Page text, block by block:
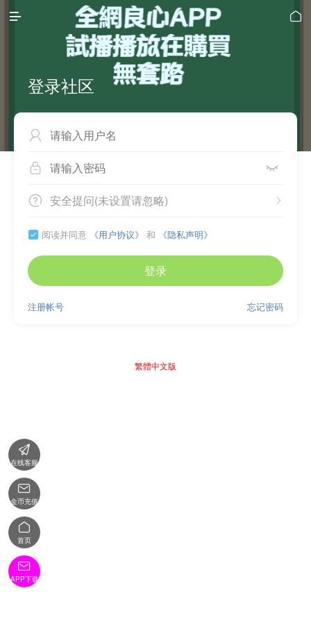
 
登录社区

 
 
安全提问(未设置请忽略)
 阅读并同意 《用户协议》 和 《隐私声明》
登录
忘记密码
注册帐号
繁體中文版

在线客服

金币充值

首页

APP下载